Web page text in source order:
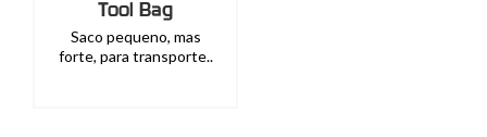
Tool Bag
Saco pequeno, mas
forte, para transporte..